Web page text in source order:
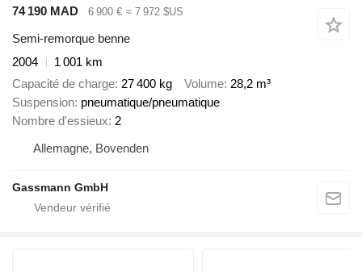
74 190 MAD
6 900 € ≈ 7 972 $US
Semi-remorque benne
2004
1 001 km
Capacité de charge 27 400 kg Volume 28,2 m³
Suspension pneumatique/pneumatique
Nombre d'essieux 2
Allemagne, Bovenden
Gassmann GmbH